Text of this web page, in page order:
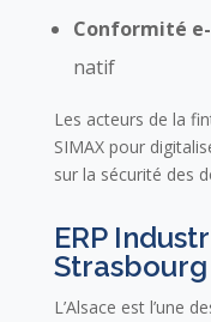
Conformité
natif
Les acteurs de la
SIMAX pour
sur la sécurité des
ERP
Strasbourg
L’Alsace est l’une